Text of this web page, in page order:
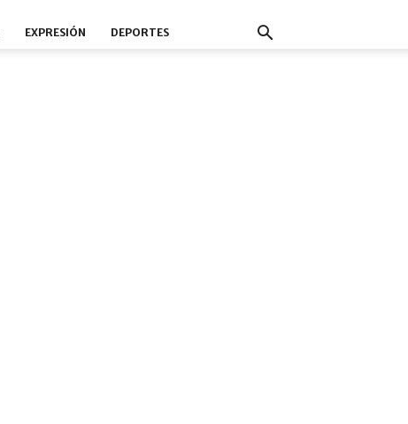
EXPRESIÓN DEPORTES